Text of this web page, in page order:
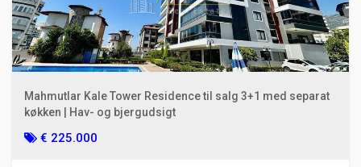
Mahmutlar Kale Tower Residence til salg 3+1 med separat
køkken | Hav- og bjergudsigt
€ 225.000